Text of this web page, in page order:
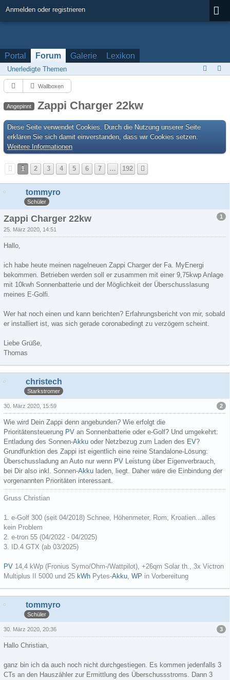
Anmelden oder registrieren
Portal Forum Galerie Lexikon
Unerledigte Themen
Wallboxen
Angepinnt Zappi Charger 22kw
Diese Seite verwendet Cookies. Durch die Nutzung unserer Seite
erklären Sie sich damit einverstanden, dass wir Cookies setzen.
Weitere Informationen
1 2 3 4 5 6 7 … 192
tommyro
Schüler
1
Zappi Charger 22kw
25. März 2020, 14:51
Hallo,
ich habe heute meinen nagelneuen Zappi Charger der Fa. MyEnergi
bekommen. Betrieben werden soll er zusammen mit einer 9,75kwp Anlage
mit 10kwh Sonnenbatterie und der Möglichkeit der Überschusslasung
meines E-Golfi.
Wer hat noch einen und kann berichten? Erfahrungsbericht von mir, sobald
er installiert ist, was sich gerade coronabedingt zu verzögern scheint.
Liebe Grüße,
Thomas
christech
Starkstromer
2
30. März 2020, 15:59
Wie wird Dein Zappi denn angebunden? Wie erfolgt die
Prioritätensteuerung PV an Sonnenbatterie oder e-Golf? Und umgekehrt:
Entladung des Sonnen-Akku oder Netzbezug zum Laden des EV?
Grundfunktion des Zappi ist eigentlich eine reine Standalone-Lösung:
Überschussladung an Auto nur wenn PV Leistung über Eigenverbrauch,
bei Dir also inkl. Sonnen-Akku laden, liegt. Daher wäre die Einbindung der
vorgenannten Prioritäten interessant.
Gruss Christian
1. e-Golf 300 (seit 04/2018) Schnee, Höhenmeter, Rom, Kroatien...alles
kein Problem
2. e-tron 55 (04/2022 - 04/2025)
3. ID.4 GTX (ab 03/2025)
PV 14,4 kWp (Fronius Symo/Ohm-/Wattpilot), +26qm Solar th., 3x Victron
Multiplus II 5000 und 25 kWh Pytes-Akku, WP in Vorbereitung
tommyro
Schüler
3
30. März 2020, 20:36
Hallo Christian,
ganz bin ich da auch noch nicht durchgestiegen. Es kommen jedenfalls 3
CTs an den Hauszähler zur Ermittlung des Überschussstroms. Dann 3